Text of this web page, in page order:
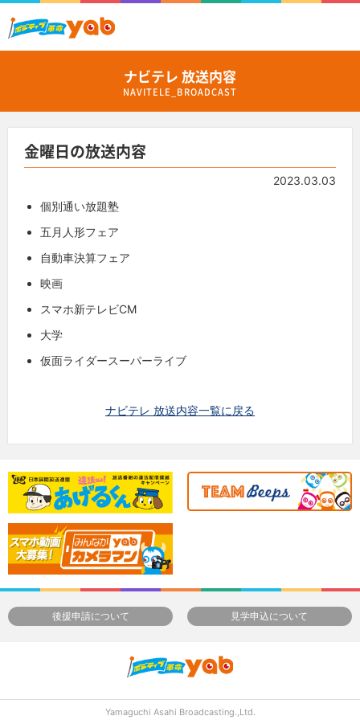
ナビテレ 放送内容
NAVITELE_BROADCAST
金曜日の放送内容
2023.03.03
個別通い放題塾
五月人形フェア
自動車決算フェア
映画
スマホ新テレビCM
大学
仮面ライダースーパーライブ
ナビテレ 放送内容一覧に戻る
後援申請について 見学申込について
Yamaguchi Asahi Broadcasting.,Ltd.